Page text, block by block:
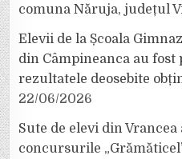
comuna Năruja, județul
Elevii de la Școala
din Câmpineanca au
rezultatele deosebite
22/06/2026
Sute de elevi din
concursurile